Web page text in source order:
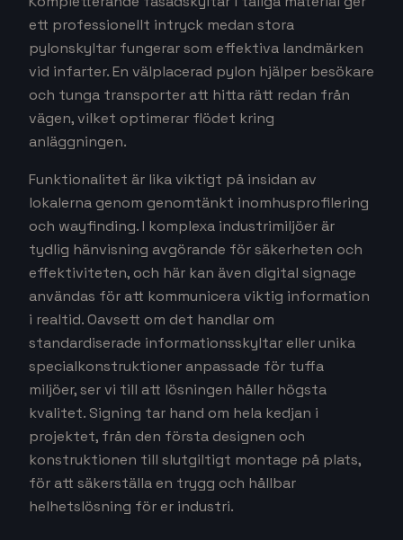
Inom industrisektorn krävs robusta och tydliga
skyltlösningar som både stärker varumärket och
underlättar logistiken. För att maximera
synligheten på stora anläggningar är belysta
profilbokstäver ett utmärkt val. Dessa skapar en
kraftfull effekt under dygnets alla timmar och ser
till att företagets logotyp syns på långt håll över
öppna landskap eller industriområden.
Kompletterande fasadskyltar i tåliga material ger
ett professionellt intryck medan stora
pylonskyltar fungerar som effektiva landmärken
vid infarter. En välplacerad pylon hjälper besökare
och tunga transporter att hitta rätt redan från
vägen, vilket optimerar flödet kring
anläggningen.
Funktionalitet är lika viktigt på insidan av
lokalerna genom genomtänkt inomhusprofilering
och wayfinding. I komplexa industrimiljöer är
tydlig hänvisning avgörande för säkerheten och
effektiviteten, och här kan även digital signage
användas för att kommunicera viktig information